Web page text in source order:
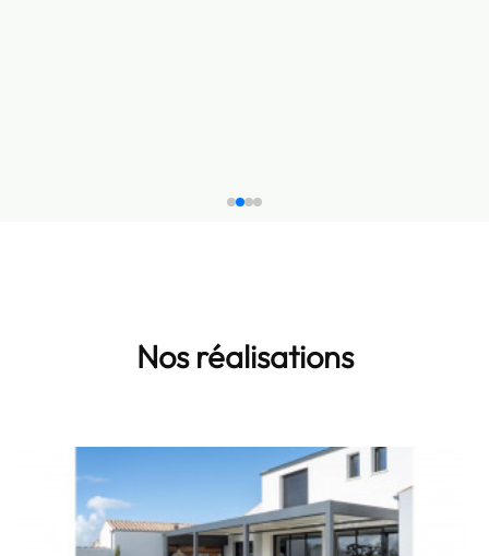
Nos réalisations